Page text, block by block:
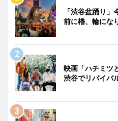
「渋谷盆踊り
前に櫓、輪にな
映画「ハチミツ
渋谷でリバイバ